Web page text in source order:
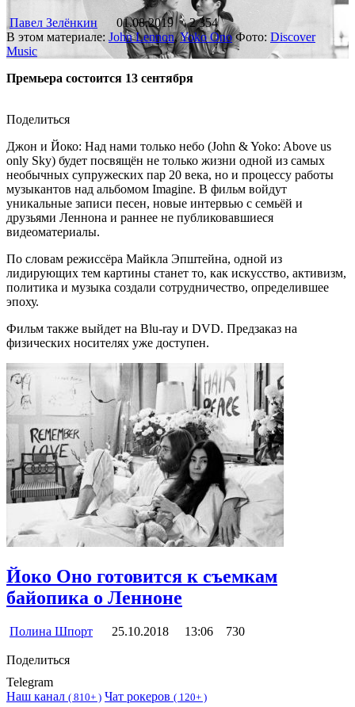
Павел Зелёнкин 01.08.2019
2 354
В этом материале: John Lennon,Yoko Ono Фото: Discover
Music
Премьера состоится 13 сентября
Поделиться
Джон и Йоко: Над нами только небо (John & Yoko: Above us
only Sky) будет посвящён не только жизни одной из самых
необычных супружеских пар 20 века, но и процессу работы
музыкантов над альбомом Imagine. В фильм войдут
уникальные записи песен, новые интервью с семьёй и
друзьями Леннона и раннее не публиковавшиеся
видеоматериалы.
По словам режиссёра Майкла Эпштейна, одной из
лидирующих тем картины станет то, как искусство, активизм,
политика и музыка создали сотрудничество, определившее
эпоху.
Фильм также выйдет на Blu-ray и DVD. Предзаказ на
физических носителях уже доступен.
Йоко Оно готовится к съемкам
байопика о Ленноне
Полина Шпорт 25.10.2018 13:06 730
Поделиться
Telegram
Наш канал ( 810+ ) Чат рокеров ( 120+ )